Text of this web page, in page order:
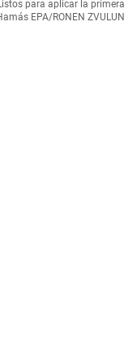
para aplicar la primera
EPA/RONEN ZVULUN